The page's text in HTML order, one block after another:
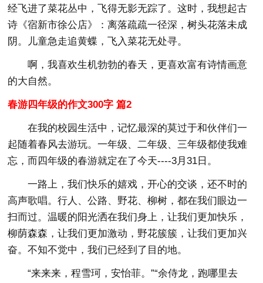
经飞进了菜花丛中，飞得无影无踪了。这时，我想起古
诗《宿新市徐公店》：离落疏疏一径深，树头花落未成
阴。儿童急走追黄蝶，飞入菜花无处寻。
啊，我喜欢生机勃勃的春天，更喜欢富有诗情画意
的大自然。
春游四年级的作文300字 篇2
在我的校园生活中，记忆最深的莫过于和伙伴们一
起随着春风去游玩。一年级、二年级、三年级都使我难
忘，而四年级的春游就定在了今天----3月31日。
一路上，我们快乐的嬉戏，开心的交谈，还不时的
高声歌唱。行人、公路、野花、柳树，都在我们眼边一
扫而过。温暖的阳光洒在我们身上，让我们更加快乐，
柳荫森森，让我们更加激动，野花簇簇，让我们更加兴
奋。不知不觉中，我们已经到了目的地。
“来来来，程雪珂，安怡菲。”“余侍龙，跑哪里去